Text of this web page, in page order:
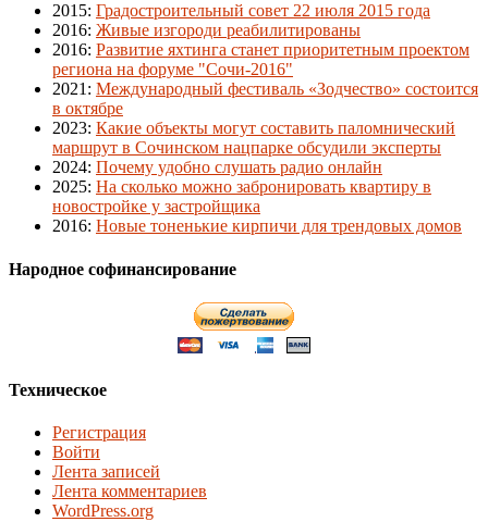
2015: Градостроительный совет 22 июля 2015 года
2016: Живые изгороди реабилитированы
2016: Развитие яхтинга станет приоритетным проектом
региона на форуме "Сочи-2016"
2021 : Международный фестиваль «Зодчество» состоится
в октябре
2023: Какие объекты могут составить паломнический
маршрут в Сочинском нацпарке обсудили эксперты
2024: Почему удобно слушать радио онлайн
2025: На сколько можно забронировать квартиру в
новостройке у застройщика
2016: Новые тоненькие кирпичи для трендовых домов
Народное софинансирование
Техническое
Регистрация
Войти
Лента записей
Лента комментариев
WordPress.org